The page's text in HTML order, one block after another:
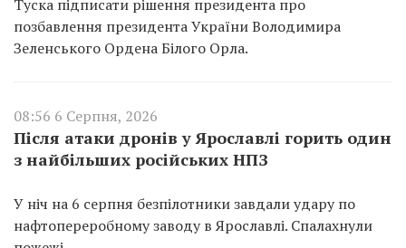
Туска підписати рішення президента про
позбавлення президента України Володимира
Зеленського Ордена Білого Орла.
08:56 6 Серпня, 2026
Після атаки дронів у Ярославлі горить один
з найбільших російських НПЗ
У ніч на 6 серпня безпілотники завдали удару по
нафтопереробному заводу в Ярославлі. Спалахнули